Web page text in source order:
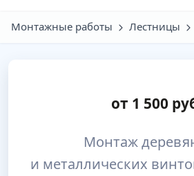
Монтажные работы Лестницы
от 1 500
Монтаж
и металлических